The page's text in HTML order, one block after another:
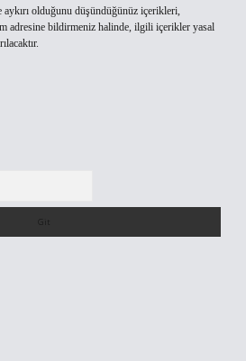
olduğunu düşündüğünüz içerikleri,
adresine bildirmeniz halinde, ilgili içerikler yasal